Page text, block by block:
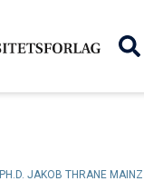
PH.D. JAKOB THRANE MAINZ